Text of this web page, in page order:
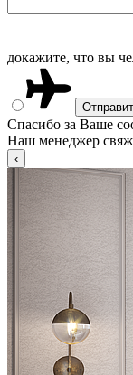
докажите, что вы
Спасибо за Ваше
Наш менеджер